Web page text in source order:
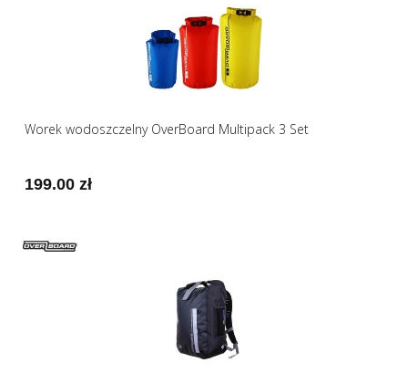
Worek wodoszczelny OverBoard Multipack 3 Set
199.00 zł